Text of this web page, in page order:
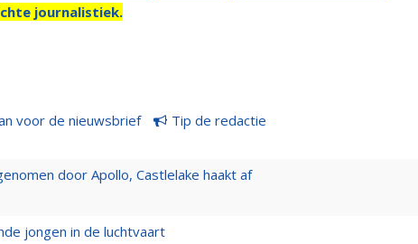
journalistiek.
voor de nieuwsbrief Tip de redactie
door Apollo, Castlelake haakt af
jongen in de luchtvaart